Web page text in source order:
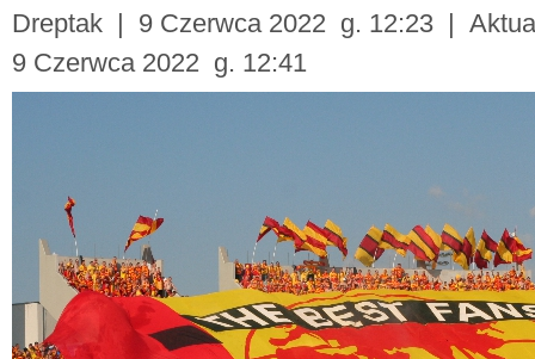
Dreptak | 9 Czerwca 2022 g. 12:23 |
9 Czerwca 2022 g. 12:41